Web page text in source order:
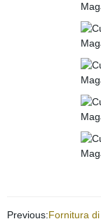
Previous:Fornitura